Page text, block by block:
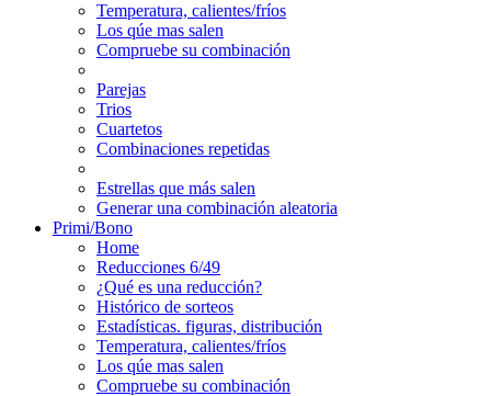
Temperatura, calientes/fríos
Los qúe mas salen
Compruebe su combinación
Parejas
Trios
Cuartetos
Combinaciones repetidas
Estrellas que más salen
Generar una combinación aleatoria
Primi/Bono
Home
Reducciones 6/49
¿Qué es una reducción?
Histórico de sorteos
Estadísticas. figuras, distribución
Temperatura, calientes/fríos
Los qúe mas salen
Compruebe su combinación